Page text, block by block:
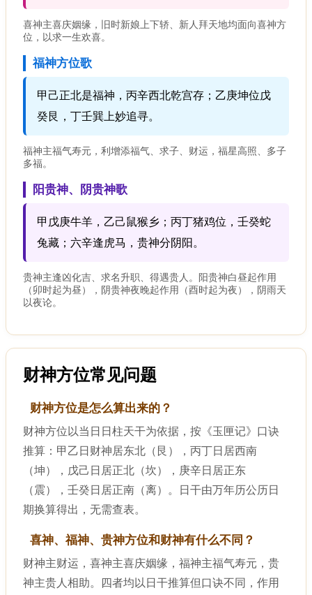
喜神主喜庆姻缘，旧时新娘上下轿、新人拜天地均面向喜神方
位，以求一生欢喜。
福神方位歌
甲己正北是福神，丙辛西北乾宫存；乙庚坤位戊
癸艮，丁壬巽上妙追寻。
福神主福气寿元，利增添福气、求子、财运，福星高照、多子
多福。
阳贵神、阴贵神歌
甲戊庚牛羊，乙己鼠猴乡；丙丁猪鸡位，壬癸蛇
兔藏；六辛逢虎马，贵神分阴阳。
贵神主逢凶化吉、求名升职、得遇贵人。阳贵神白昼起作用
（卯时起为昼），阴贵神夜晚起作用（酉时起为夜），阴雨天
以夜论。
财神方位常见问题
财神方位是怎么算出来的？
财神方位以当日日柱天干为依据，按《玉匣记》口诀
推算：甲乙日财神居东北（艮），丙丁日居西南
（坤），戊己日居正北（坎），庚辛日居正东
（震），壬癸日居正南（离）。日干由万年历公历日
期换算得出，无需查表。
喜神、福神、贵神方位和财神有什么不同？
财神主财运，喜神主喜庆姻缘，福神主福气寿元，贵
神主贵人相助。四者均以日干推算但口诀不同，作用